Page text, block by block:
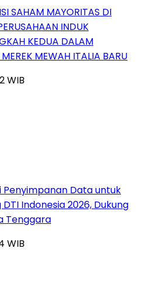
SAHAM MAYORITAS DI
INDUK
KEDUA DALAM
MEWAH ITALIA BARU
WIB
Penyimpanan Data untuk
Indonesia 2026, Dukung
Tenggara
WIB